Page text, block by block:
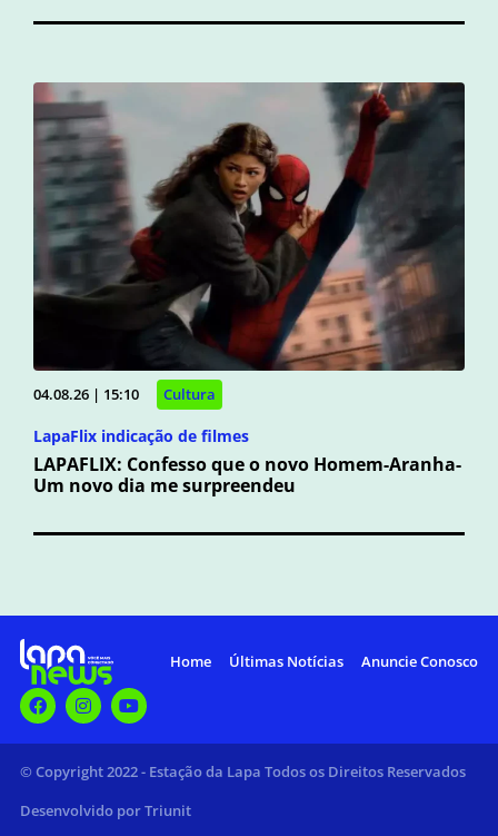
04.08.26 | 15:10 Cultura
LapaFlix indicação de filmes
LAPAFLIX: Confesso que o novo Homem-Aranha-
Um novo dia me surpreendeu
Home Últimas Notícias Anuncie Conosco
© Copyright 2022 - Estação da Lapa Todos os Direitos Reservados
Desenvolvido por Triunit